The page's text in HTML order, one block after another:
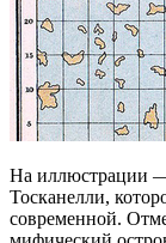
На иллюстрации
Тосканелли,
современной.